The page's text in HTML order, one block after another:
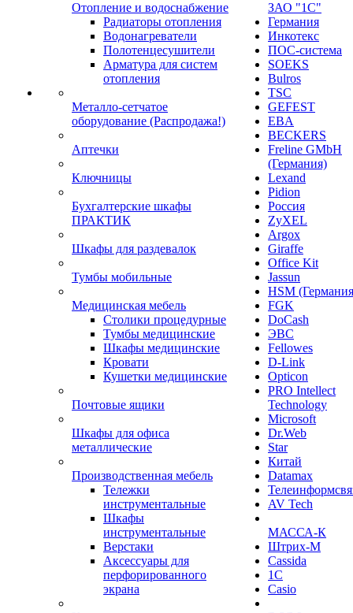
Отопление и водоснабжение
Радиаторы отопления
Водонагреватели
Полотенцесушители
Арматура для систем
отопления
Металло-сетчатое
оборудование (Распродажа!)
Аптечки
Ключницы
Бухгалтерские шкафы
ПРАКТИК
Шкафы для раздевалок
Тумбы мобильные
Медицинская мебель
Столики процедурные
Тумбы медицинские
Шкафы медицинские
Кровати
Кушетки медицинские
Почтовые ящики
Шкафы для офиса
металлические
Производственная мебель
Тележки
инструментальные
Шкафы
инструментальные
Верстаки
Аксессуары для
перфорированного
экрана
ЗАО "1С"
Германия
Инкотекс
ПОС-система
SOEKS
Bulros
TSC
GEFEST
EBA
BECKERS
Freline GMbH
(Германия)
Lexand
Pidion
Россия
ZyXEL
Argox
Giraffe
Office Kit
Jassun
HSM
FGK
DoCash
ЭВС
Fellowes
D-Link
Opticon
PRO Intellect
Technology
Microsoft
Dr.Web
Star
Китай
Datamax
AV Tech
МАССА-К
Штрих-М
Cassida
1С
Casio